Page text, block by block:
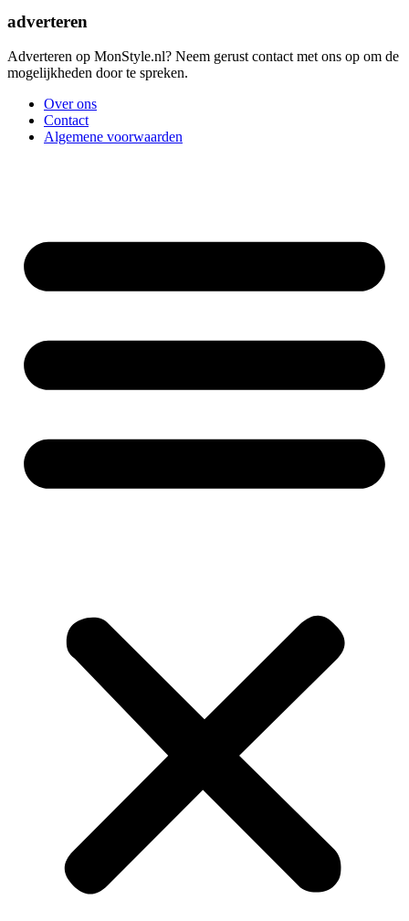
adverteren
Adverteren op MonStyle.nl? Neem gerust contact met ons op om de
mogelijkheden door te spreken.
Over ons
Contact
Algemene voorwaarden